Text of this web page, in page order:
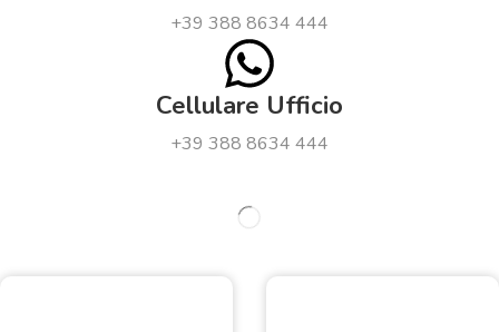
+39 388 8634 444
Cellulare Ufficio
+39 388 8634 444